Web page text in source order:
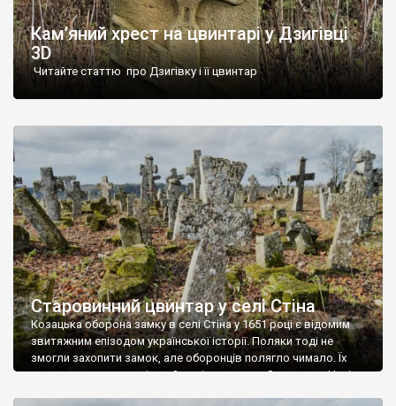
Кам’яний хрест на цвинтарі у Дзигівці
3D
Читайте статтю про Дзигівку і її цвинтар
Старовинний цвинтар у селі Стіна
Козацька оборона замку в селі Стіна у 1651 році є відомим
звитяжним епізодом української історії. Поляки тоді не
змогли захопити замок, але оборонців полягло чимало. Їх
поховали на цвинтарі, який тоді називався Замковим. Нині на